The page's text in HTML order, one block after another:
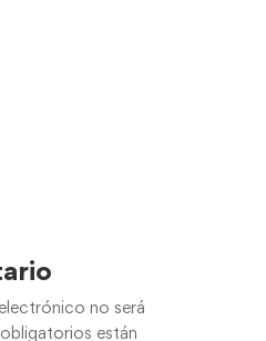
no será
están